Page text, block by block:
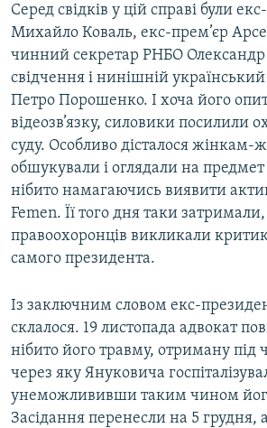
Серед свідків у цій справі були
Михайло Коваль, екс-прем’єр
чинний секретар РНБО
свідчення і нинішній
Петро Порошенко. І хоча його
відеозв’язку, силовики посилили
суду. Особливо дісталося жінкам-
обшукували і оглядали на предмет
нібито намагаючись виявити
Femen. Її того дня таки
правоохоронців викликали
самого президента.
Із заключним словом екс-
склалося. 19 листопада адвокат
нібито його травму, отриману під
через яку Януковича
унеможлививши таким чином
Засідання перенесли на 5 грудня,